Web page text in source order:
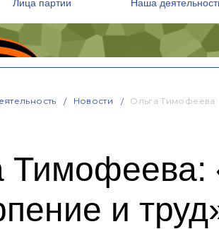
Лица партии Наша
Новости Ольга
Тимофеева:
и